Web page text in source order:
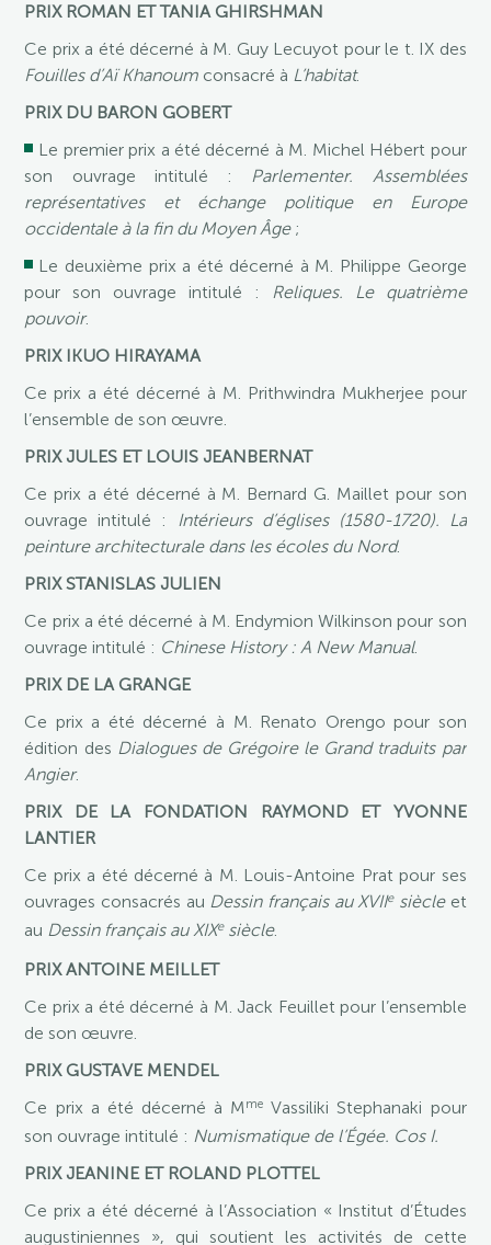
PRIX ROMAN ET TANIA GHIRSHMAN
Ce prix a été décerné à M. Guy Lecuyot pour le t. IX des
Fouilles d’Aï Khanoum consacré à L’habitat.
PRIX DU BARON GOBERT
Le premier prix a été décerné à M. Michel Hébert pour
son ouvrage intitulé : Parlementer. Assemblées
représentatives et échange politique en Europe
occidentale à la fin du Moyen Âge;
Le deuxième prix a été décerné à M. Philippe George
pour son ouvrage intitulé : Reliques. Le quatrième
pouvoir.
PRIX IKUO HIRAYAMA
Ce prix a été décerné à M. Prithwindra Mukherjee pour
l’ensemble de son œuvre.
PRIX JULES ET LOUIS JEANBERNAT
Ce prix a été décerné à M. Bernard G. Maillet pour son
ouvrage intitulé : Intérieurs d’églises (1580-1720). La
peinture architecturale dans les écoles du Nord.
PRIX STANISLAS JULIEN
Ce prix a été décerné à M. Endymion Wilkinson pour son
ouvrage intitulé : Chinese History : A New Manual.
PRIX DE LA GRANGE
Ce prix a été décerné à M. Renato Orengo pour son
édition des Dialogues de Grégoire le Grand traduits par
Angier.
PRIX DE LA FONDATION RAYMOND ET YVONNE
LANTIER
Ce prix a été décerné à M. Louis-Antoine Prat pour ses
ouvrages consacrés au Dessin français au XVIIesiècleet
au Dessin français au XIXesiècle.
PRIX ANTOINE MEILLET
Ce prix a été décerné à M. Jack Feuillet pour l’ensemble
de son œuvre.
PRIX GUSTAVE MENDEL
Ce prix a été décerné à Mme Vassiliki Stephanaki pour
son ouvrage intitulé : Numismatique de l’Égée. Cos I.
PRIX JEANINE ET ROLAND PLOTTEL
Ce prix a été décerné à l’Association « Institut d’Études
augustiniennes », qui soutient les activités de cette